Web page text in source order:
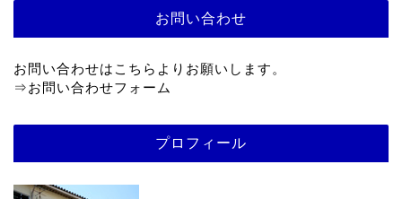
お問い合わせ
お問い合わせはこちらよりお願いします。
⇒お問い合わせフォーム
プロフィール